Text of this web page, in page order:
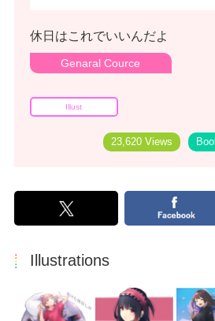
休日はこれでいいんだよ
Genaral Cource
Illust
23,620 Views
Illustrations